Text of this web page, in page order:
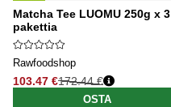
Matcha Tee LUOMU 250g x 3
pakettia
Rawfoodshop
103.47 €
Normaali hinta
172.44 €
OSTA